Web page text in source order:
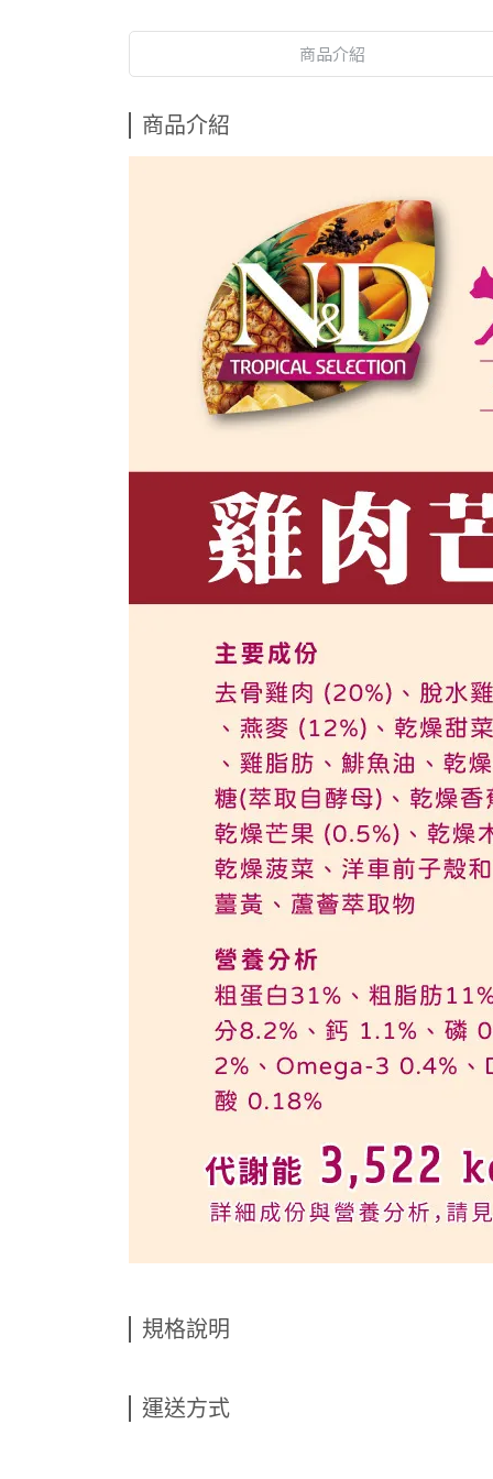
商品介紹
商品介紹
規格說明
運送方式